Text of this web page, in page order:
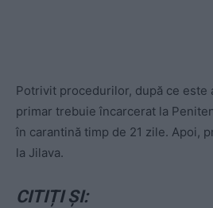
Potrivit procedurilor, după ce este
primar trebuie încarcerat la
în carantină timp de 21 zile. Apoi,
la Jilava.
CITIȚI ȘI: